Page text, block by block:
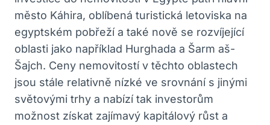
město Káhira, oblíbená turistická ⁢letoviska na
egyptském pobřeží a také nově se rozvíjející
oblasti jako například Hurghada a Šarm aš-
Šajch.‍ Ceny nemovitostí ‍v těchto oblastech
jsou stále relativně ⁢nízké ve ‍srovnání ‌s jinými
světovými⁤ trhy a nabízí​ tak investorům
možnost získat ⁢zajímavý ⁢kapitálový růst a ​